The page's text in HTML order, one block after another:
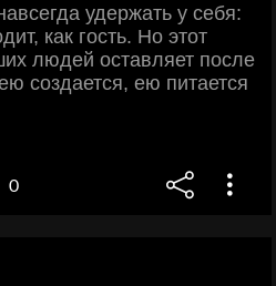
удержать у себя:
как гость. Но этот
людей оставляет после
создается, ею питается
0